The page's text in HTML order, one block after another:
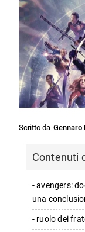
Scritto da Gennaro
Contenuti
- avengers:
una
- ruolo dei